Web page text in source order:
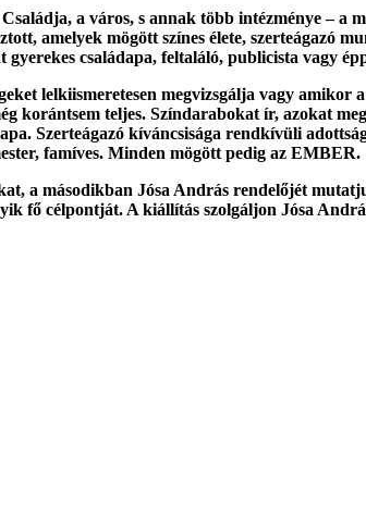
a város, s annak több intézménye – a
amelyek mögött színes élete,
családapa, feltaláló, publicista vagy
lelkiismeretesen megvizsgálja vagy amikor
korántsem teljes. Színdarabokat ír, azokat
Szerteágazó kíváncsisága rendkívüli
famíves. Minden mögött pedig az EMBER.
a másodikban Jósa András rendelőjét
fő célpontját. A kiállítás szolgáljon Jósa